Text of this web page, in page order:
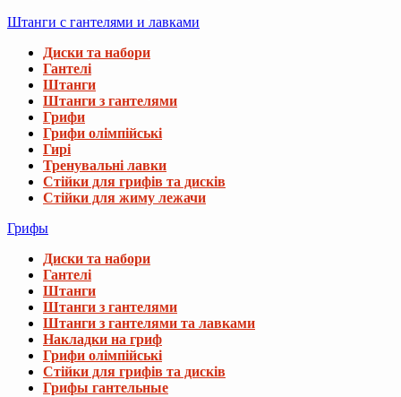
Штанги с гантелями и лавками
Диски та набори
Гантелі
Штанги
Штанги з гантелями
Грифи
Грифи олімпійські
Гирі
Тренувальні лавки
Стійки для грифів та дисків
Стійки для жиму лежачи
Грифы
Диски та набори
Гантелі
Штанги
Штанги з гантелями
Штанги з гантелями та лавками
Накладки на гриф
Грифи олімпійські
Стійки для грифів та дисків
Грифы гантельные